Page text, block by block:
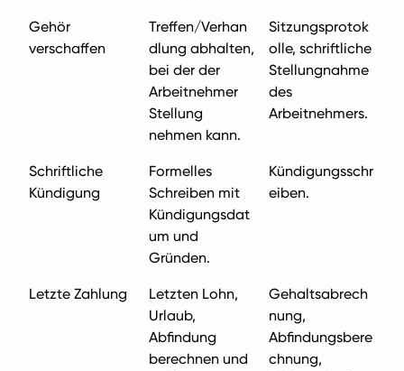
Gehör
verschaffen
Treffen/Verhan
dlung abhalten,
bei der der
Arbeitnehmer
Stellung
nehmen kann.
Sitzungsprotok
olle, schriftliche
Stellungnahme
des
Arbeitnehmers.
Schriftliche
Kündigung
Formelles
Schreiben mit
Kündigungsdat
um und
Gründen.
Kündigungsschr
eiben.
Letzte Zahlung
Letzten Lohn,
Urlaub,
Abfindung
berechnen und
Gehaltsabrech
nung,
Abfindungsbere
chnung,